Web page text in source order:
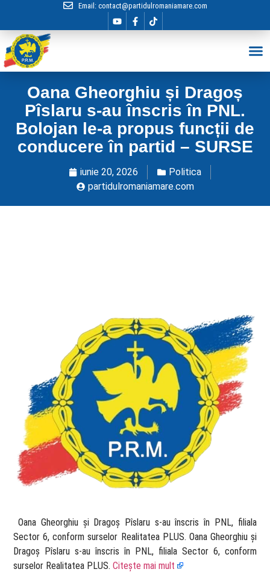
Email: contact@partidulromaniamare.com
Oana Gheorghiu și Dragoș
Pîslaru s-au înscris în PNL.
Bolojan le-a propus funcții de
conducere în partid – SURSE
iunie 20, 2026
Politica
partidulromaniamare.com
​ Oana Gheorghiu și Dragoș Pîslaru s-au înscris în PNL, filiala
Sector 6, conform surselor Realitatea PLUS. Oana Gheorghiu și
Dragoș Pîslaru s-au înscris în PNL, filiala Sector 6, conform
surselor Realitatea PLUS.Citește mai mult